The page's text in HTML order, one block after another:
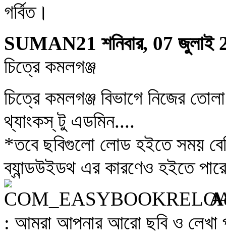
গর্বিত।
SUMAN21 শনিবার, 07
চিত্রে কমলগঞ্জ
চিত্রে কমলগঞ্জ বিভাগে নিজের
থ্যাংকস্ টু এডমিন....
*তবে ছবিগুলো লোড হইতে সময়
ব্যান্ডউইডথ এর কারণেও হইতে
: আমরা আপনার আরো ছবি ও লেখা